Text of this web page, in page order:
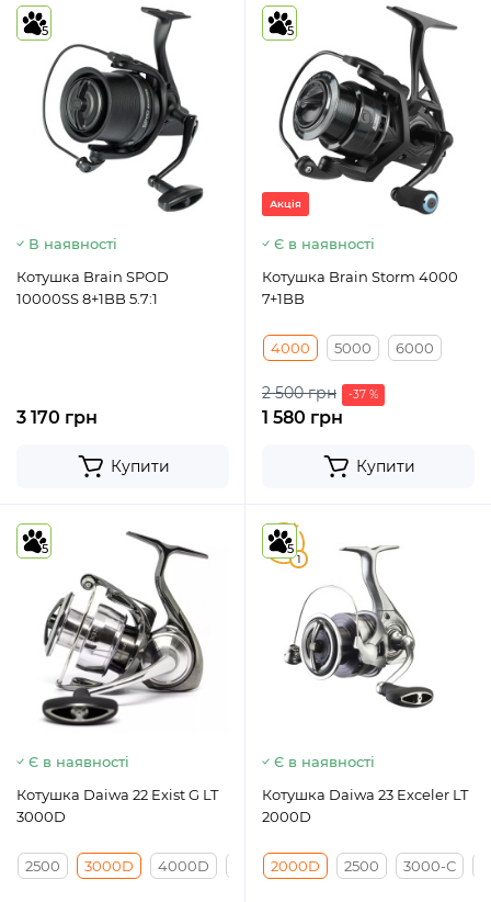
5
В наявності
Котушка Brain SPOD
10000SS 8+1BB 5.7:1
3 170 грн
Купити
5
Акція
Є в наявності
Котушка Brain Storm 4000
7+1BB
4000 5000 6000
2 500 грн -37 %
1 580 грн
Купити
5
Є в наявності
Котушка Daiwa 22 Exist G LT
3000D
2500 3000D 4000D 5000D-C 2500D
5
1
5
Є в наявності
Котушка Daiwa 23 Exceler LT
2000D
2000D 2500 3000-С